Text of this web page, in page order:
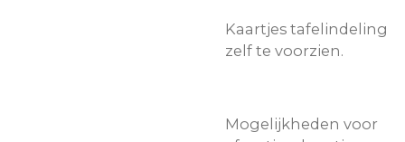
Kaartjes tafelindeling
zelf te voorzien.
Mogelijkheden voor